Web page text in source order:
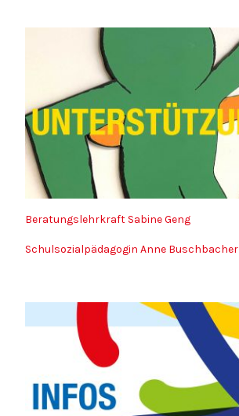
Beratungslehrkraft Sabine Geng
Schulsozialpädagogin Anne Buschbacher